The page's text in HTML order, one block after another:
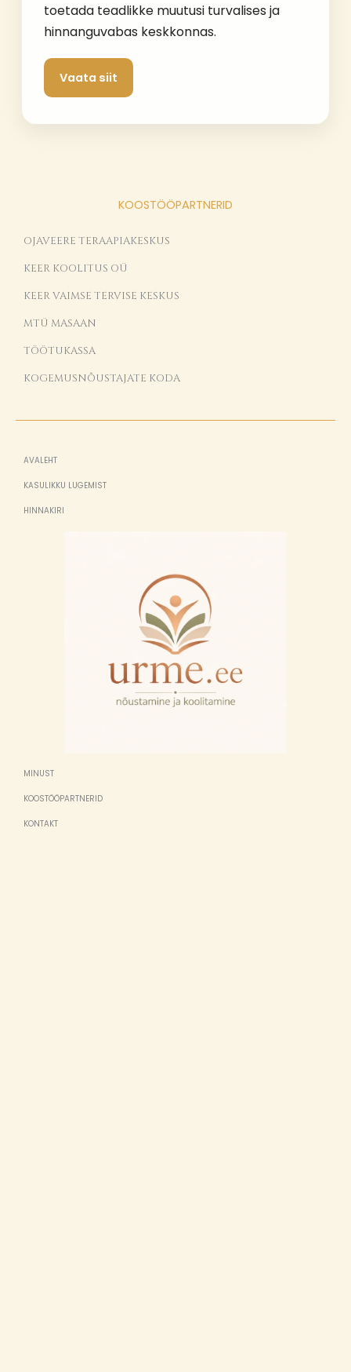
toetada teadlikke muutusi turvalises ja
hinnanguvabas keskkonnas.
Vaata siit
KOOSTÖÖPARTNERID
OJAVEERE TERAAPIAKESKUS
KEER KOOLITUS OÜ
KEER VAIMSE TERVISE KESKUS
MTÜ MASAAN
TÖÖTUKASSA
KOGEMUSNÕUSTAJATE KODA
AVALEHT
KASULIKKU LUGEMIST
HINNAKIRI
MINUST
KOOSTÖÖPARTNERID
KONTAKT